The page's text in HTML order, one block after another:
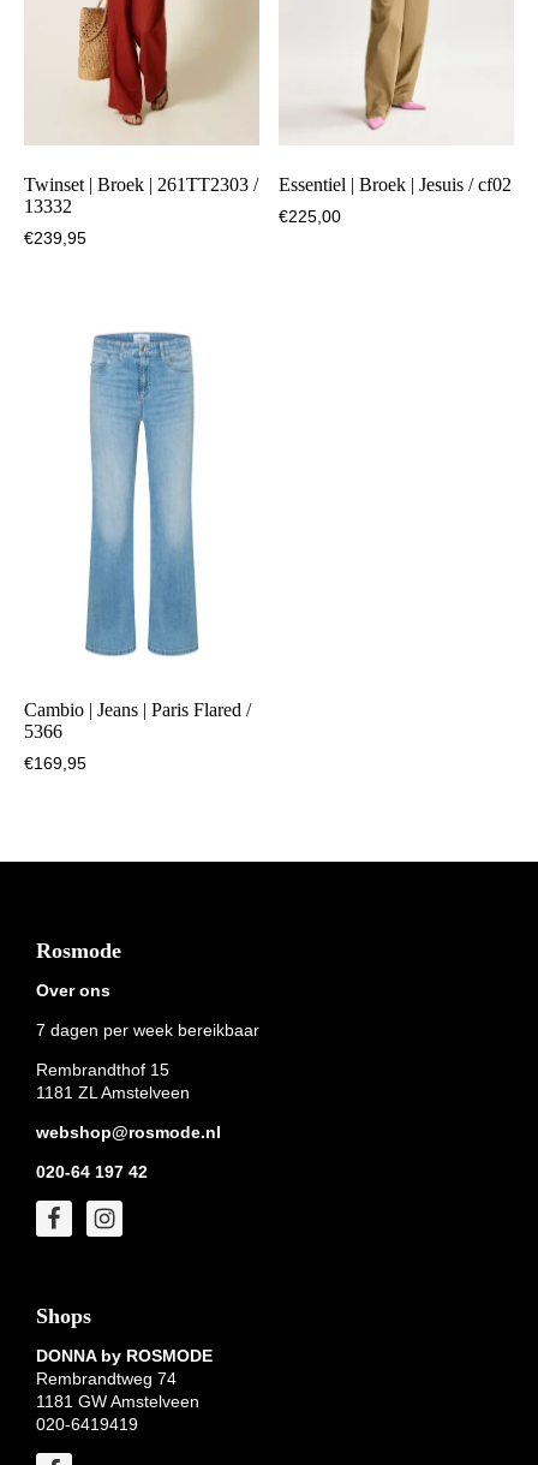
Twinset | Broek | 261TT2303 /
13332
€239,95
Essentiel | Broek | Jesuis / cf02
€225,00
Cambio | Jeans | Paris Flared /
5366
€169,95
Footer
Rosmode
Over ons
7 dagen per week bereikbaar
Rembrandthof 15
1181 ZL Amstelveen
webshop@rosmode.nl
020-64 197 42
Shops
DONNA by ROSMODE
Rembrandtweg 74
1181 GW Amstelveen
020-6419419